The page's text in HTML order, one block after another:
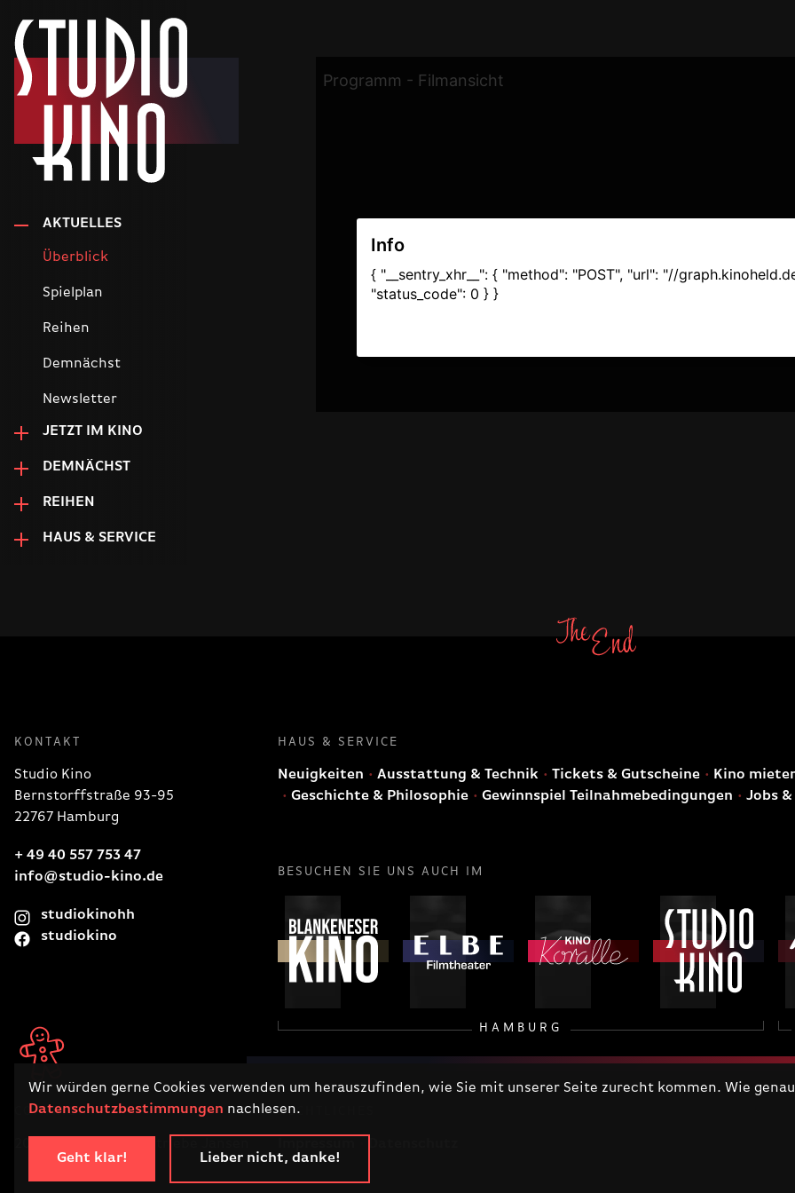
Wir würden gerne Cookies verwenden um herauszufinden, wie Sie mit unserer Seite zurecht kommen. Wie
Datenschutzbestimmungen nachlesen.
Geht klar! Lieber nicht, danke!
AKTUELLES
Überblick
Spielplan
Reihen
Demnächst
Newsletter
JETZT IM KINO
DEMNÄCHST
REIHEN
HAUS & SERVICE
KONTAKT
Studio Kino
Bernstorffstraße 93-95
22767 Hamburg
+ 49 40 557 753 47
info@studio-kino.de
studiokinohh
studiokino
HAUS & SERVICE
Neuigkeiten Ausstattung & Technik Tickets & Gutscheine
Kino
Geschichte & Philosophie
Gewinnspiel Teilnahmebedingungen Jobs
BESUCHEN SIE UNS AUCH IM
HAMBURG
RECHTLICHES
COPYRIGHT